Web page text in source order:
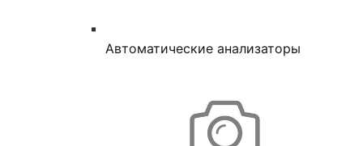
Автоматические анализаторы